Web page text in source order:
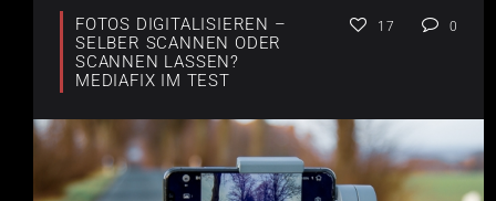
FOTOS DIGITALISIEREN –
SELBER SCANNEN ODER
SCANNEN LASSEN?
MEDIAFIX IM TEST
17 0